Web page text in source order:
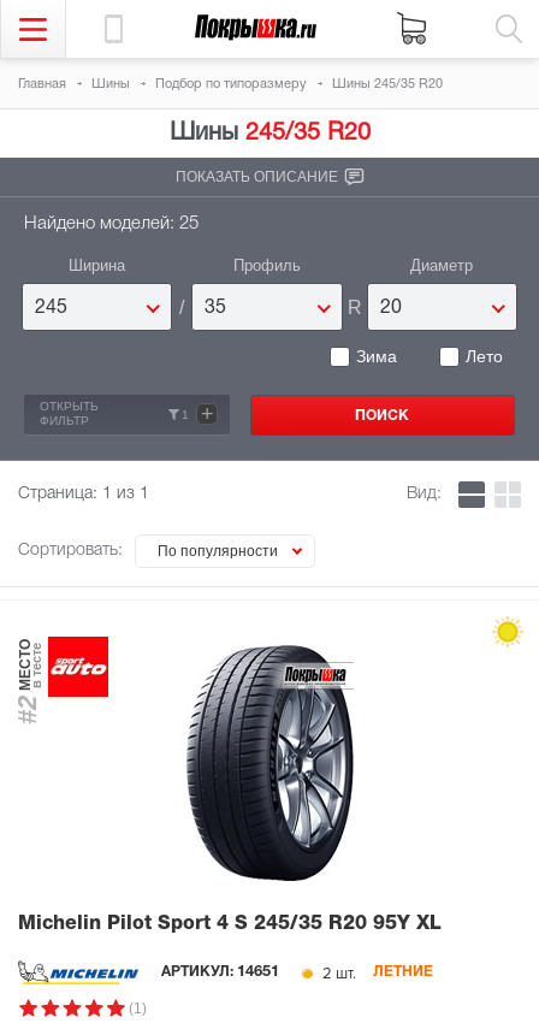
Главная Шины Подбор по типоразмеру Шины 245/35 R20
Шины 245/35 R20
ПОКАЗАТЬ ОПИСАНИЕ
Найдено моделей: 25
Ширина
245 /
Профиль
35 R
Диаметр
20
Зима Лето
ОТКРЫТЬ
ФИЛЬТР
1 +
Страница: 1 из 1
Сортировать: По популярности
Вид:
#2
МЕСТОв тесте
Michelin Pilot Sport 4 S 245/35 R20 95Y XL
АРТИКУЛ: 14651 2 шт. ЛЕТНИЕ
(1)